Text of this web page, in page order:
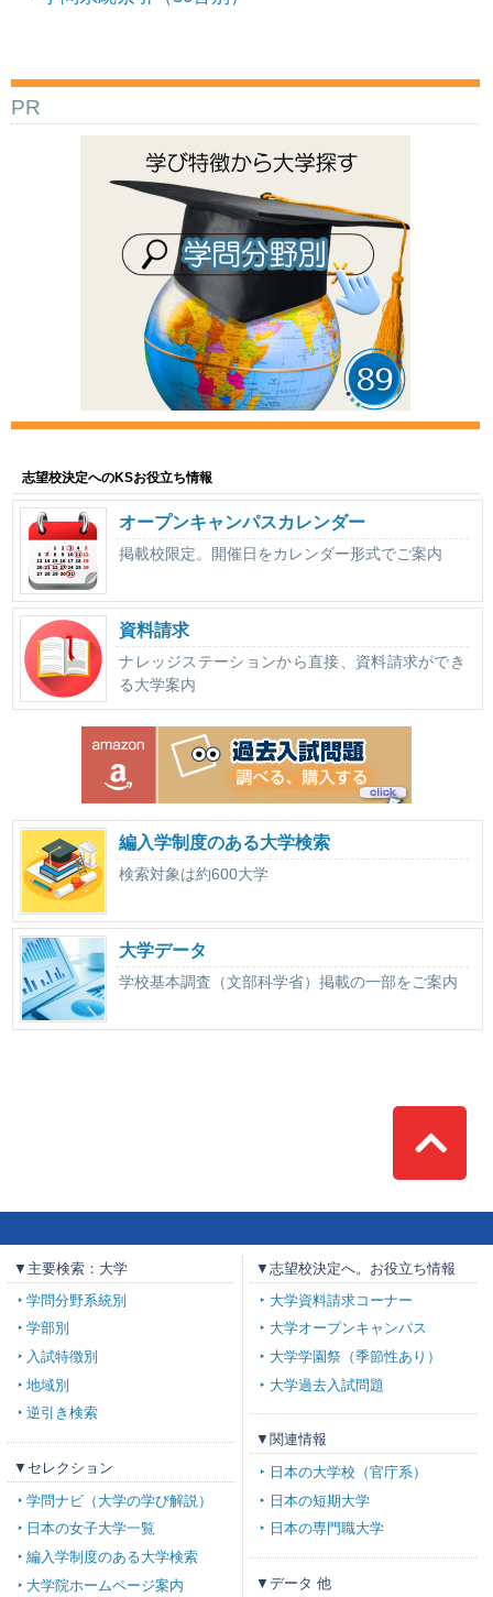
PR
志望校決定へのKSお役立ち情報
オープンキャンパスカレンダー
掲載校限定。開催日をカレンダー形式でご案内
資料請求
ナレッジステーションから直接、資料請求ができ
る大学案内
編入学制度のある大学検索
検索対象は約600大学
大学データ
学校基本調査（文部科学省）掲載の一部をご案内
Top
▼主要検索：大学
学問分野系統別
学部別
入試特徴別
地域別
逆引き検索
▼セレクション
学問ナビ（大学の学び解説）
日本の女子大学一覧
編入学制度のある大学検索
大学院ホームページ案内
▼志望校決定へ。お役立ち情報
大学資料請求コーナー
大学オープンキャンパス
大学学園祭（季節性あり）
大学過去入試問題
▼関連情報
日本の大学校（官庁系）
日本の短期大学
日本の専門職大学
▼データ 他